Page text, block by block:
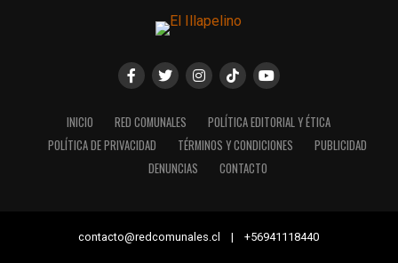
INICIO RED COMUNALES
POLÍTICA EDITORIAL Y ÉTICA
POLÍTICA DE PRIVACIDAD
TÉRMINOS Y CONDICIONES
PUBLICIDAD
DENUNCIAS
CONTACTO
contacto@redcomunales.cl | +56941118440